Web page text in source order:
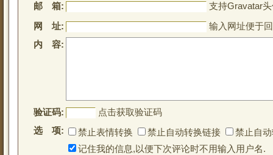
邮 箱:
支持Gravatar
网 址:
输入网址便于
内 容:
验证码:
点击获取验证码
选 项:
禁止表情转换 禁止自动转换链接
禁止自
记住我的信息,以便下次评论时不用输入用户名.